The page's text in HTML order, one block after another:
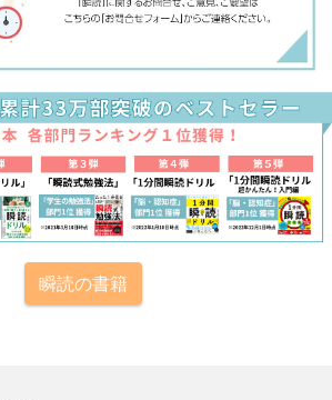
瞬読の書籍